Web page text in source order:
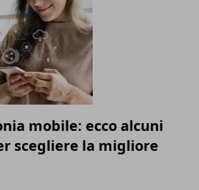
mobile: ecco alcuni
scegliere la migliore